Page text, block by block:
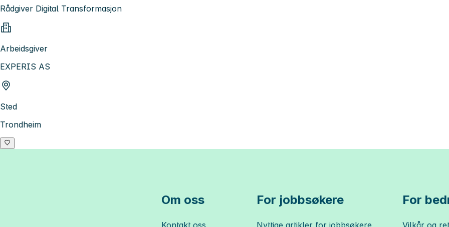
Rådgiver Digital Transformasjon
Arbeidsgiver
EXPERIS AS
Sted
Trondheim
Om oss
Kontakt oss
For jobbsøkere
Nyttige artikler for jobbsøkere
For
Vilkår og